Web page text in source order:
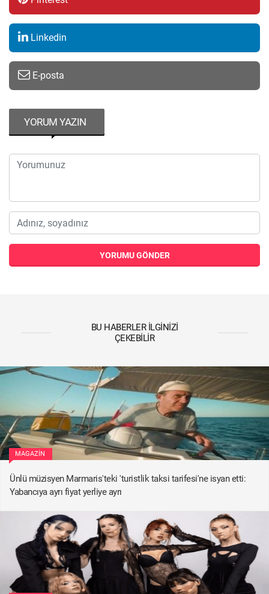
Linkedin
E-posta
YORUM YAZIN
YORUMU GÖNDER
BU HABERLER İLGINIZI
ÇEKEBILIR
MAGAZIN
Ünlü müzisyen Marmaris'teki 'turistlik taksi tarifesi'ne isyan etti:
Yabancıya ayrı fiyat yerliye ayrı